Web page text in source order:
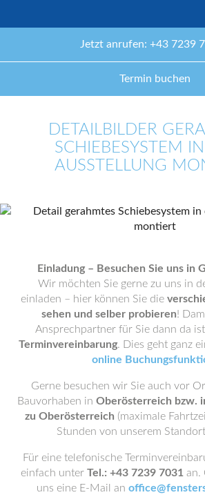
Jetzt anrufen: +43 7239
Termin buchen
DETAILBILDER
SCHIEBESYSTEM
AUSSTELLUNG
Einladung – Besuchen Sie uns in
Wir möchten Sie gerne zu uns in
einladen – hier können Sie die
sehen und selber probieren!
Ansprechpartner für Sie dann da
Terminvereinbarung. Dies geht ganz
online
Gerne besuchen wir Sie auch vor
Bauvorhaben in Oberösterreich bzw.
zu Oberösterreich (maximale
Stunden von unserem
Für eine telefonische
einfach unter Tel.: +43 7239 7031 an.
uns eine E-Mail an